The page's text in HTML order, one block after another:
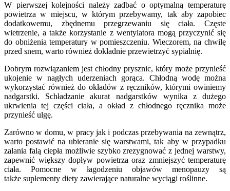
W pierwszej kolejności należy zadbać o optymalną temperaturę
powietrza w miejscu, w którym przebywamy, tak aby zapobiec
dodatkowemu, zbędnemu przegrzewaniu się ciała. Częste
wietrzenie, a także korzystanie z wentylatora mogą przyczynić się
do obniżenia temperatury w pomieszczeniu. Wieczorem, na chwilę
przed snem, warto również dokładnie przewietrzyć sypialnię.
Dobrym rozwiązaniem jest chłodny prysznic, który może przynieść
ukojenie w nagłych uderzeniach gorąca. Chłodną wodę można
wykorzystać również do okładów z ręczników, którymi owiniemy
nadgarstki. Schładzanie akurat nadgarstków wynika z dużego
ukrwienia tej części ciała, a okład z chłodnego ręcznika może
przynieść ulgę.
Zarówno w domu, w pracy jak i podczas przebywania na zewnątrz,
warto postawić na ubieranie się warstwami, tak aby w przypadku
zalania falą ciepła możliwie szybko zrezygnować z jednej warstwy,
zapewnić większy dopływ powietrza oraz zmniejszyć temperaturę
ciała. Pomocne w łagodzeniu objawów menopauzy są
także suplementy diety zawierające naturalne wyciągi roślinne.